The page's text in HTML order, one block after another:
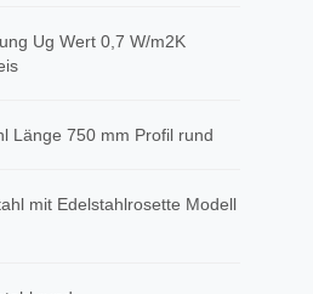
Ug Wert 0,7 W/m2K
Länge 750 mm Profil rund
mit Edelstahlrosette Modell